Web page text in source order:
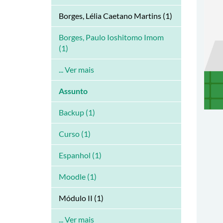
Borges, Lélia Caetano Martins (1)
Borges, Paulo Ioshitomo Imom
(1)
... Ver mais
Assunto
Backup (1)
Curso (1)
Espanhol (1)
Moodle (1)
Módulo II (1)
... Ver mais